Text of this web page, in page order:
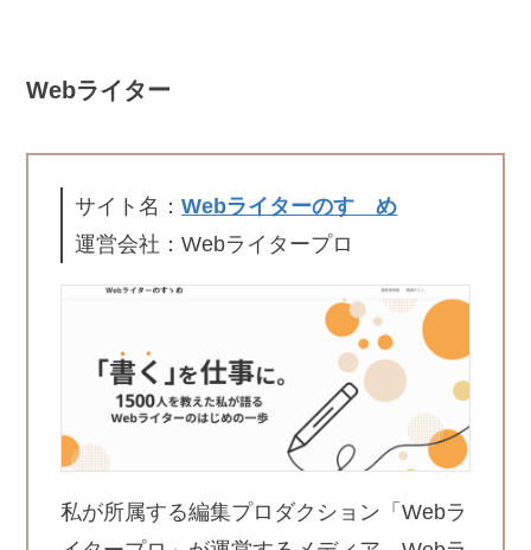
Webライター
サイト名：Webライターのすゝめ
運営会社：Webライタープロ
私が所属する編集プロダクション「Webラ